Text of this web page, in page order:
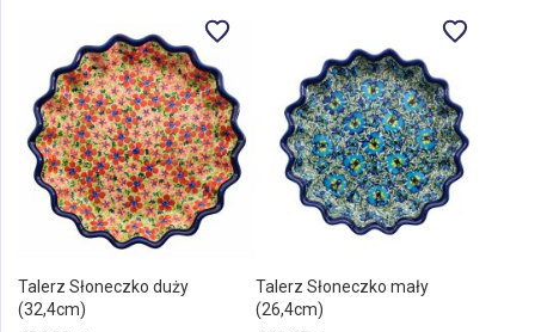
Talerz Słoneczko duży
(32,4cm)
Talerz Słoneczko mały
(26,4cm)